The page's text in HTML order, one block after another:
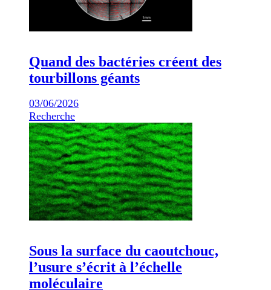
Quand des bactéries créent des
tourbillons géants
03/06/2026
Recherche
Sous la surface du caoutchouc,
l’usure s’écrit à l’échelle
moléculaire